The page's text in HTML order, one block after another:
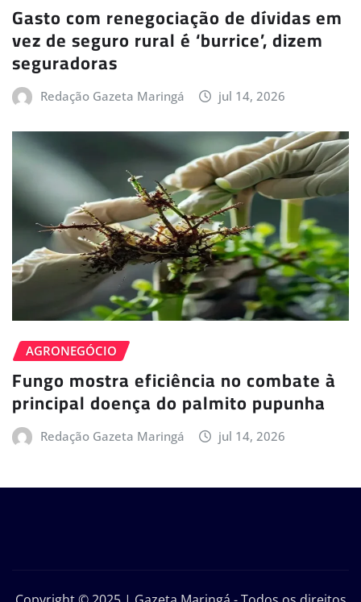
Gasto com renegociação de dívidas em
vez de seguro rural é ‘burrice’, dizem
seguradoras
Redação Gazeta Maringá jul 14, 2026
AGRONEGÓCIO
Fungo mostra eficiência no combate à
principal doença do palmito pupunha
Redação Gazeta Maringá jul 14, 2026